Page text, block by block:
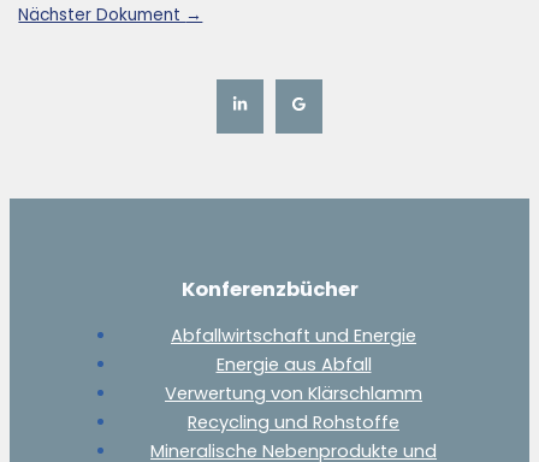
Nächster Dokument →
Konferenzbücher
Abfallwirtschaft und Energie
Energie aus Abfall
Verwertung von Klärschlamm
Recycling und Rohstoffe
Mineralische Nebenprodukte und